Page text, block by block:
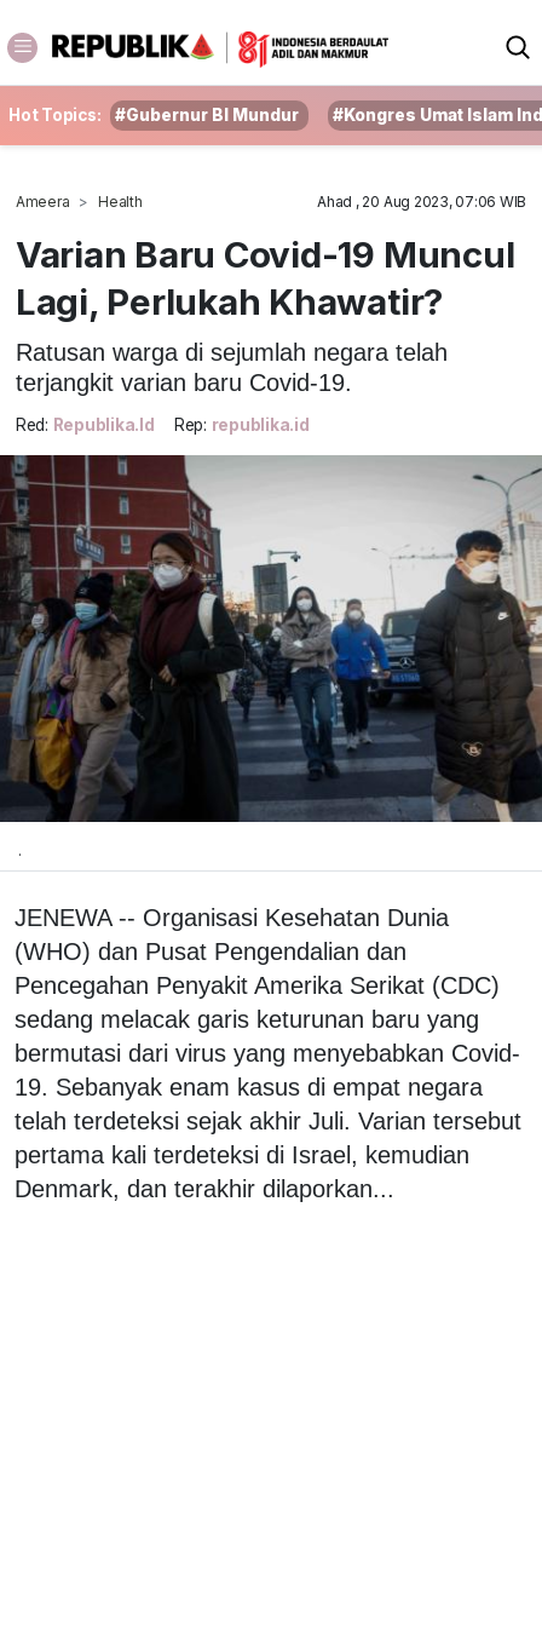
Hot Topics: #Gubernur BI Mundur #Kongres Umat Islam
Ameera Health Ahad , 20 Aug 2023, 07:06 WIB
Varian Baru Covid-19 Muncul
Lagi, Perlukah Khawatir?
Ratusan warga di sejumlah negara telah
terjangkit varian baru Covid-19.
Red: Republika.id Rep: republika.id
.
JENEWA -- Organisasi Kesehatan Dunia
(WHO) dan Pusat Pengendalian dan
Pencegahan Penyakit Amerika Serikat (CDC)
sedang melacak garis keturunan baru yang
bermutasi dari virus yang menyebabkan Covid-
19. Sebanyak enam kasus di empat negara
telah terdeteksi sejak akhir Juli. Varian tersebut
pertama kali terdeteksi di Israel, kemudian
Denmark, dan terakhir dilaporkan...